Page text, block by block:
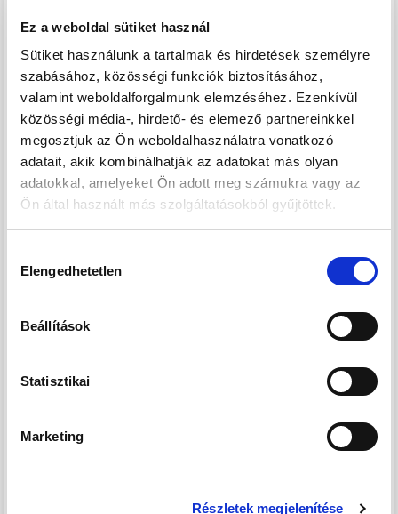
Ez a weboldal sütiket használ
Sütiket használunk a tartalmak és hirdetések személyre
szabásához, közösségi funkciók biztosításához,
valamint weboldalforgalmunk elemzéséhez. Ezenkívül
közösségi média-, hirdető- és elemező partnereinkkel
megosztjuk az Ön weboldalhasználatra vonatkozó
adatait, akik kombinálhatják az adatokat más olyan
adatokkal, amelyeket Ön adott meg számukra vagy az
Ön által használt más szolgáltatásokból gyűjtöttek.
kiválasztása
Elengedhetetlen
Beállítások
Statisztikai
Marketing
Részletek megjelenítése
kialakításúak, 12-76 nm terasszal rendelkeznek.
Az exkluzív apartmanok hatalmas ablakai a tóra,
golfpályára, a környező lenyűgöző tájra nyújtanak
csodálatos kilátást. A legmodernebb belsőépítészeti és
műszaki koncepciók és megoldások alkalmazásával
épületenként 2-3 típusú design-ba öltöztetett bútorokkal,
lakás textíliákkal, a megfelelő kiegészítőkkel különböző
méretű lakások kerülnek értékesítésre.
Minden lakás beépített, gépesített konyhabútorral
személyre szabott visszabérlési konstrukcióval rövidebb-
visszabérli az ingatlanokat használaton kívüli időszakban.
A komplexumban már 5 éve működik Európa egyik
tavakkal tarkított, 18 szakaszos championship pályát